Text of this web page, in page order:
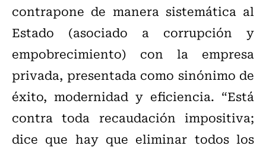
contrapone de manera sistemática al
Estado (asociado a corrupción y
empobrecimiento) con la empresa
privada, presentada como sinónimo de
éxito, modernidad y eficiencia. “Está
contra toda recaudación impositiva;
dice que hay que eliminar todos los